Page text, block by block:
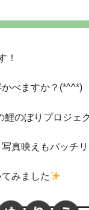
！
べますか？(*^^*)
のぼりプロジェ
真映えもバッチリ
みました